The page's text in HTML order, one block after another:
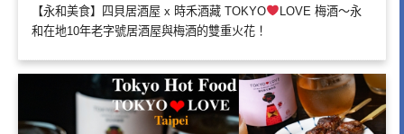
【永和美食】四貝居酒屋 x 時禾酒藏 TOKYO
LOVE 梅酒～永
和在地10年老字號居酒屋與梅酒的雙重火花！